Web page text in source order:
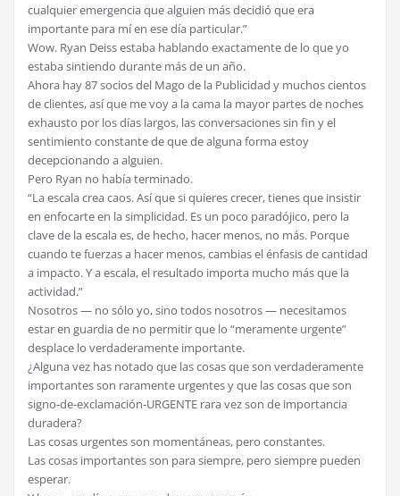
cualquier emergencia que alguien más decidió que era
importante para mí en ese día particular.”
Wow. Ryan Deiss estaba hablando exactamente de lo que yo
estaba sintiendo durante más de un año.
Ahora hay 87 socios del Mago de la Publicidad y muchos cientos
de clientes, así que me voy a la cama la mayor partes de noches
exhausto por los días largos, las conversaciones sin fin y el
sentimiento constante de que de alguna forma estoy
decepcionando a alguien.
Pero Ryan no había terminado.
“La escala crea caos. Así que si quieres crecer, tienes que insistir
en enfocarte en la simplicidad. Es un poco paradójico, pero la
clave de la escala es, de hecho, hacer menos, no más. Porque
cuando te fuerzas a hacer menos, cambias el énfasis de cantidad
a impacto. Y a escala, el resultado importa mucho más que la
actividad.”
Nosotros — no sólo yo, sino todos nosotros — necesitamos
estar en guardia de no permitir que lo “meramente urgente”
desplace lo verdaderamente importante.
¿Alguna vez has notado que las cosas que son verdaderamente
importantes son raramente urgentes y que las cosas que son
signo-de-exclamación-URGENTE rara vez son de importancia
duradera?
Las cosas urgentes son momentáneas, pero constantes.
Las cosas importantes son para siempre, pero siempre pueden
esperar.